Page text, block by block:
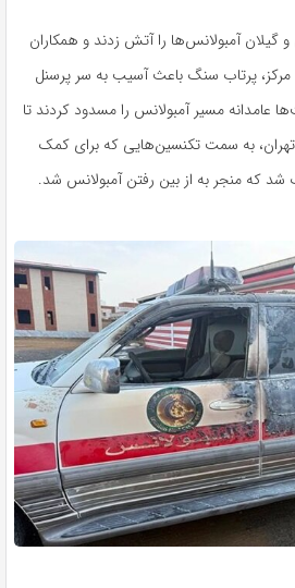
و گیلان آمبولانس‌ها را آتش زدند و همکاران
پرتاب سنگ باعث آسیب به سر پرسنل
عامدانه مسیر آمبولانس را مسدود کردند تا
تهران، به سمت تکنسین‌هایی که برای کمک
شد که منجر به از بین رفتن آمبولانس شد.